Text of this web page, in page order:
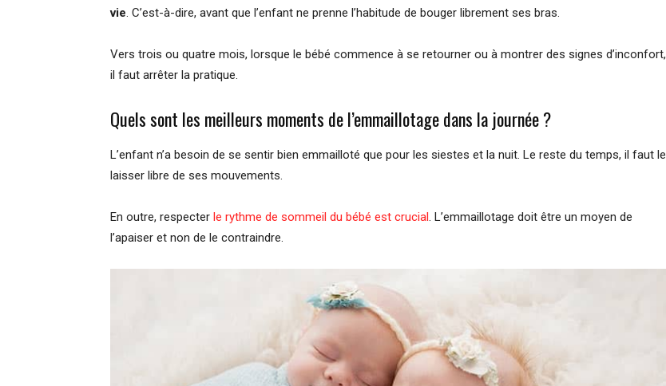
vie. C’est-à-dire, avant que l’enfant ne prenne l’habitude de bouger librement ses bras.
Vers trois ou quatre mois, lorsque le bébé commence à se retourner ou à montrer des signes d’inconfort,
il faut arrêter la pratique.
Quels sont les meilleurs moments de l’emmaillotage dans la journée ?
L’enfant n’a besoin de se sentir bien emmailloté que pour les siestes et la nuit. Le reste du temps, il faut le
laisser libre de ses mouvements.
En outre, respecter le rythme de sommeil du bébé est crucial. L’emmaillotage doit être un moyen de
l’apaiser et non de le contraindre.